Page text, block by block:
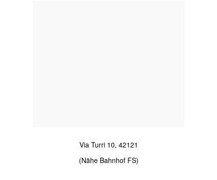
Via Turri 10, 42121
(Nähe Bahnhof FS)